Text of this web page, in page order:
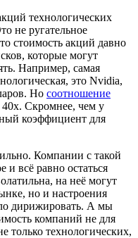
технологических
не ругательное
стоимость акций давно
которые могут
Например, самая
это Nvidia,
Но соотношение
Скромнее, чем у
коэффициент для
Компании с такой
и всё равно остаться
на неё могут
но и настроения
дирижировать. А мы
компаний не для
только технологических,